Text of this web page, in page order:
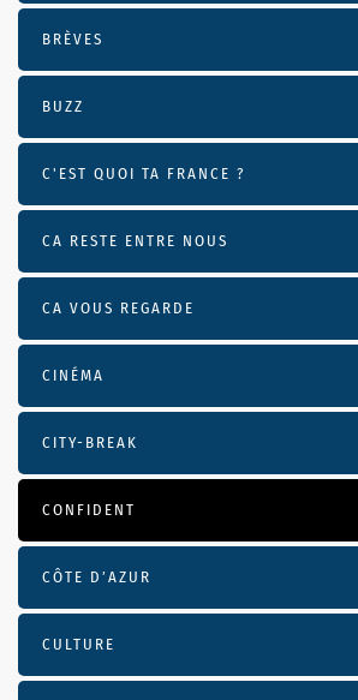
BRÈVES
BUZZ
C'EST QUOI TA FRANCE ?
CA RESTE ENTRE NOUS
CA VOUS REGARDE
CINÉMA
CITY-BREAK
CONFIDENT
CÔTE D’AZUR
CULTURE